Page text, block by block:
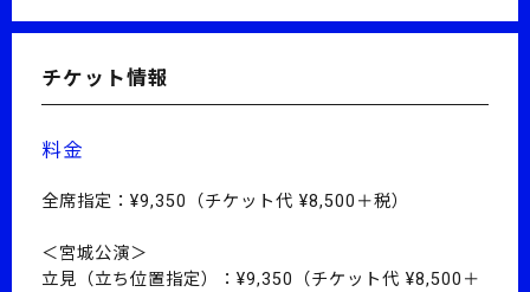
チケット情報
料金
全席指定：¥9,350（チケット代 ¥8,500＋税）
＜宮城公演＞
立見（立ち位置指定）：¥9,350（チケット代 ¥8,500＋